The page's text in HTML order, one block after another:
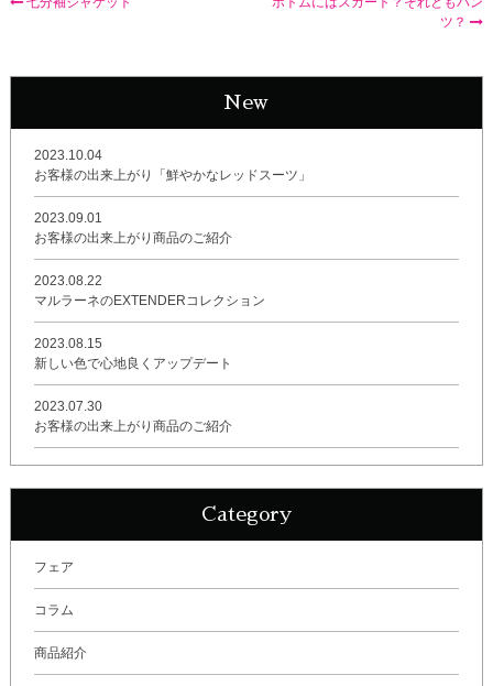
ツ？
New
2023.10.04
お客様の出来上がり「鮮やかなレッドスーツ」
2023.09.01
お客様の出来上がり商品のご紹介
2023.08.22
マルラーネのEXTENDERコレクション
2023.08.15
新しい色で心地良くアップデート
2023.07.30
お客様の出来上がり商品のご紹介
Category
フェア
コラム
商品紹介